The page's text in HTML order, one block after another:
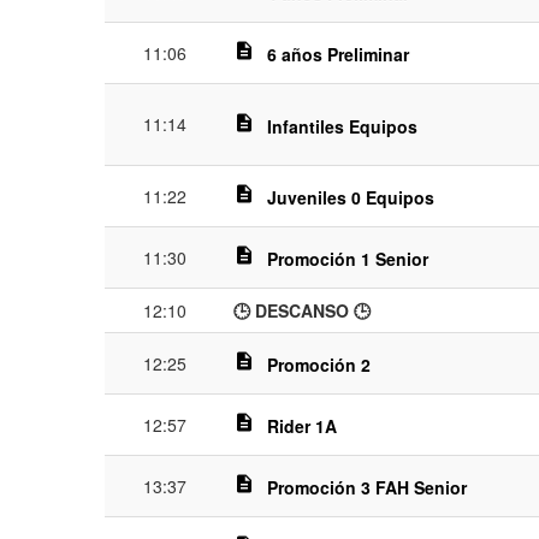
11:06 description 6 años Preliminar
11:14 description Infantiles Equipos
11:22 description Juveniles 0 Equipos
11:30 description Promoción 1 Senior
12:10 🕒 DESCANSO 🕒
12:25 description Promoción 2
12:57 description Rider 1A
13:37 description Promoción 3 FAH Senior